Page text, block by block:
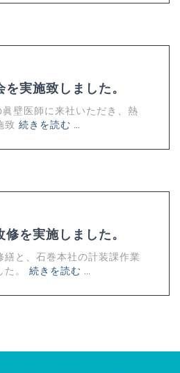
実施致しました。
壁医師に来社いただき、熱
致 続きを読む …
を実施しました。
繕と、石巻本社の計装課作業
。
続きを読む …